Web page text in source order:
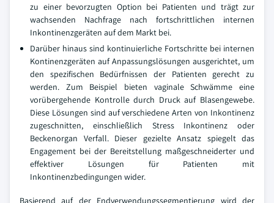
zu einer bevorzugten Option bei Patienten und trägt zur
wachsenden Nachfrage nach fortschrittlichen internen
Inkontinenzgeräten auf dem Markt bei.
Darüber hinaus sind kontinuierliche Fortschritte bei internen
Kontinenzgeräten auf Anpassungslösungen ausgerichtet, um
den spezifischen Bedürfnissen der Patienten gerecht zu
werden. Zum Beispiel bieten vaginale Schwämme eine
vorübergehende Kontrolle durch Druck auf Blasengewebe.
Diese Lösungen sind auf verschiedene Arten von Inkontinenz
zugeschnitten, einschließlich Stress Inkontinenz oder
Beckenorgan Verfall. Dieser gezielte Ansatz spiegelt das
Engagement bei der Bereitstellung maßgeschneiderter und
effektiver Lösungen für Patienten mit
Inkontinenzbedingungen wider.
Basierend auf der Endverwendungssegmentierung wird der